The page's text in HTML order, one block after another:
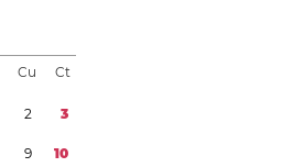
Cu Ct
2 3
9 10